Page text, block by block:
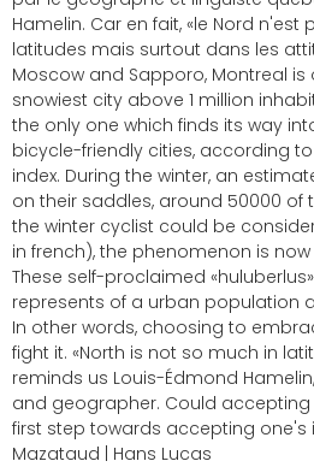
Hamelin. Car en fait, «le Nord
latitudes mais surtout dans les
Moscow and Sapporo, Montreal
snowiest city above 1 million
the only one which finds its way
bicycle-friendly cities, according
index. During the winter, an
on their saddles, around 50000 of
the winter cyclist could be
in french), the phenomenon is
These self-proclaimed
represents of a urban population
In other words, choosing to
fight it. «North is not so much in
reminds us Louis-Édmond
and geographer. Could accepting
first step towards accepting one's
Mazataud | Hans Lucas